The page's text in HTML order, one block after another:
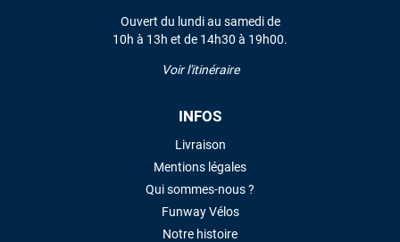
Ouvert du lundi au samedi de
10h à 13h et de 14h30 à 19h00.
Voir l'itinéraire
INFOS
Livraison
Mentions légales
Qui sommes-nous ?
Funway Vélos
Notre histoire